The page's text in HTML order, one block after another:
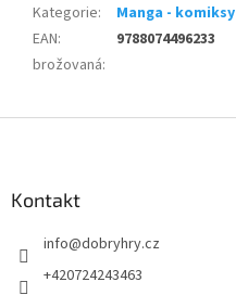
Kategorie:
Manga - komiksy
EAN:
9788074496233
brožovaná:
Kontakt
info@dobryhry.cz
+420724243463